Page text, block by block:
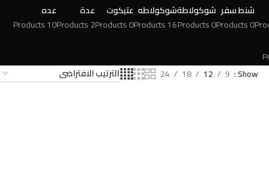
شنط سفر
0 Products
شوكولاطة
0 Products
شوكولاطه
16 Products
عتيكوت
0 Products
عدة
2 Products
عده
10 Products
Show
9
12
18
24